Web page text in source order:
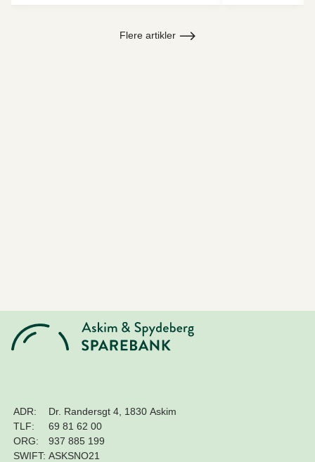
Flere artikler
ADR:
Dr. Randersgt 4, 1830 Askim
TLF:
69 81 62 00
ORG:
937 885 199
SWIFT: ASKSNO21